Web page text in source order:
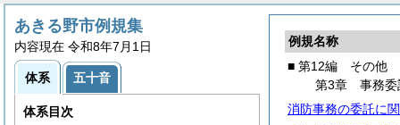
例規名称
■ 第12編 その他
第3章 事務委
消防事務の委託に
あきる野市例規集
内容現在 令和8年7月1日
体系 五十音
体系目次